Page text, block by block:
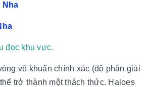
Nha
đọc khu vực.
vô khuẩn chính xác (độ phân giải
trở thành một thách thức. Haloes